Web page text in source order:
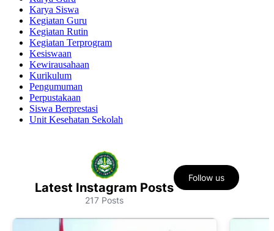
Karya Siswa
Kegiatan Guru
Kegiatan Rutin
Kegiatan Terprogram
Kesiswaan
Kewirausahaan
Kurikulum
Pengumuman
Perpustakaan
Siswa Berprestasi
Unit Kesehatan Sekolah